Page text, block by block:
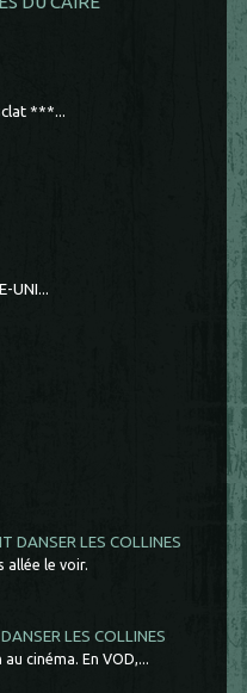
***...
UNI...
DANSER LES COLLINES
allée le voir.
LES COLLINES
cinéma. En VOD,...